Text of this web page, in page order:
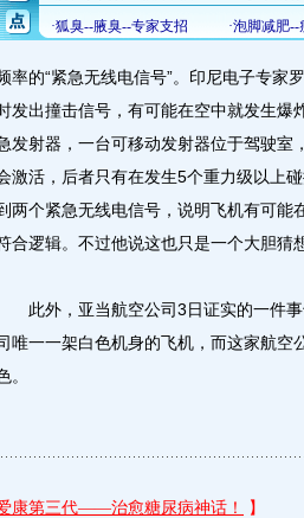
率的“紧急无线电信号”。印尼电子专家
发出撞击信号，有可能在空中就发生爆
发射器，一台可移动发射器位于驾驶室
激活，后者只有在发生5个重力级以上
两个紧急无线电信号，说明飞机有可能
合逻辑。不过他说这也只是一个大胆猜
此外，亚当航空公司3日证实的一件事
唯一一架白色机身的飞机，而这家航空
。